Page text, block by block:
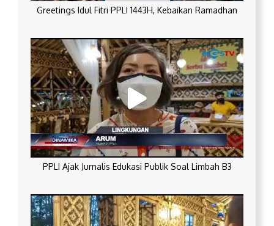
Greetings Idul Fitri PPLI 1443H, Kebaikan Ramadhan
PPLI Ajak Jurnalis Edukasi Publik Soal Limbah B3